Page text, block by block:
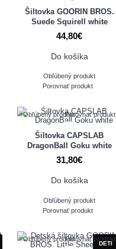
Šiltovka GOORIN BROS.
Suede Squirell white
44,80€
Do košíka
Obľúbený produkt
Porovnať produkt
Obľúbený produktPorovnať produkt
Šiltovka CAPSLAB
DragonBall Goku white
31,80€
Do košíka
Obľúbený produkt
Porovnať produkt
DETI
Obľúbený produktPorovnať produkt